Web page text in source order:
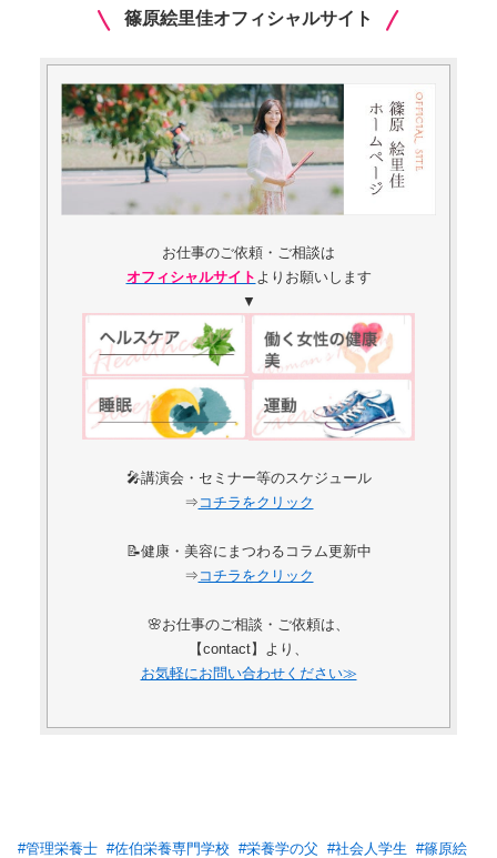
篠原絵里佳オフィシャルサイト
お仕事のご依頼・ご相談は
オフィシャルサイト よりお願いします
▼
🎤講演会・セミナー等のスケジュール
⇒ コチラをクリック
📝健康・美容にまつわるコラム更新中
⇒ コチラをクリック
🌸お仕事のご相談・ご依頼は、
【contact】より、
お気軽にお問い合わせください≫
#管理栄養士 #佐伯栄養専門学校 #栄養学の父 #社会人学生 #篠原絵